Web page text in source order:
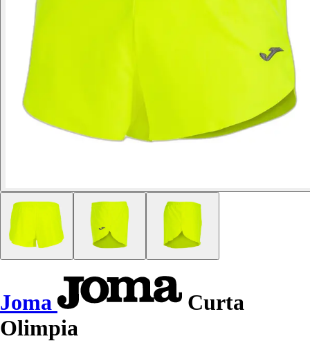
Joma
Curta
Olimpia